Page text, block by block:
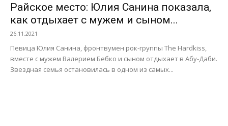
Райское место: Юлия Санина показала,
как отдыхает с мужем и сыном...
26.11.2021
Певица Юлия Санина, фронтвумен рок-группы The Hardkiss,
вместе с мужем Валерием Бебко и сыном отдыхает в Абу-Даби.
Звездная семья остановилась в одном из самых...